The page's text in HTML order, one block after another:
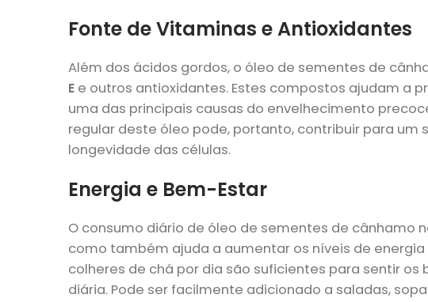
Fonte de Vitaminas e Antioxidantes
Além dos ácidos gordos, o óleo de sementes de
E e outros antioxidantes. Estes compostos ajudam a
uma das principais causas do envelhecimento
regular deste óleo pode, portanto, contribuir para
longevidade das células.
Energia e Bem-Estar
O consumo diário de óleo de sementes de cânhamo
como também ajuda a aumentar os níveis de
colheres de chá por dia são suficientes para sentir
diária. Pode ser facilmente adicionado a saladas,